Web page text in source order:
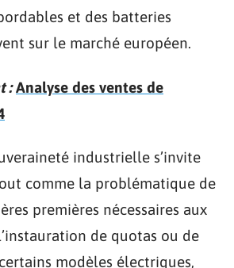
et des batteries
sur le marché européen.
: Analyse des ventes de
industrielle s’invite
comme la problématique de
premières nécessaires aux
de quotas ou de
modèles électriques,